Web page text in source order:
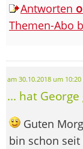
Antworten
Themen-Abo
am 30.10.2018 um
... hat
Guten
bin schon